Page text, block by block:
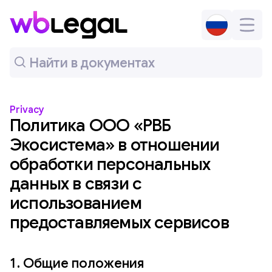
Privacy
Политика ООО «РВБ
Экосистема» в отношении
обработки персональных
данных в связи с
использованием
предоставляемых сервисов
1. Общие положения